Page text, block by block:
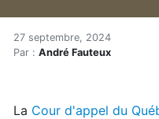
Accueil
Articles
Phonegate
27 septembre, 2024
Par : André Fauteux
La Cour d'appel du